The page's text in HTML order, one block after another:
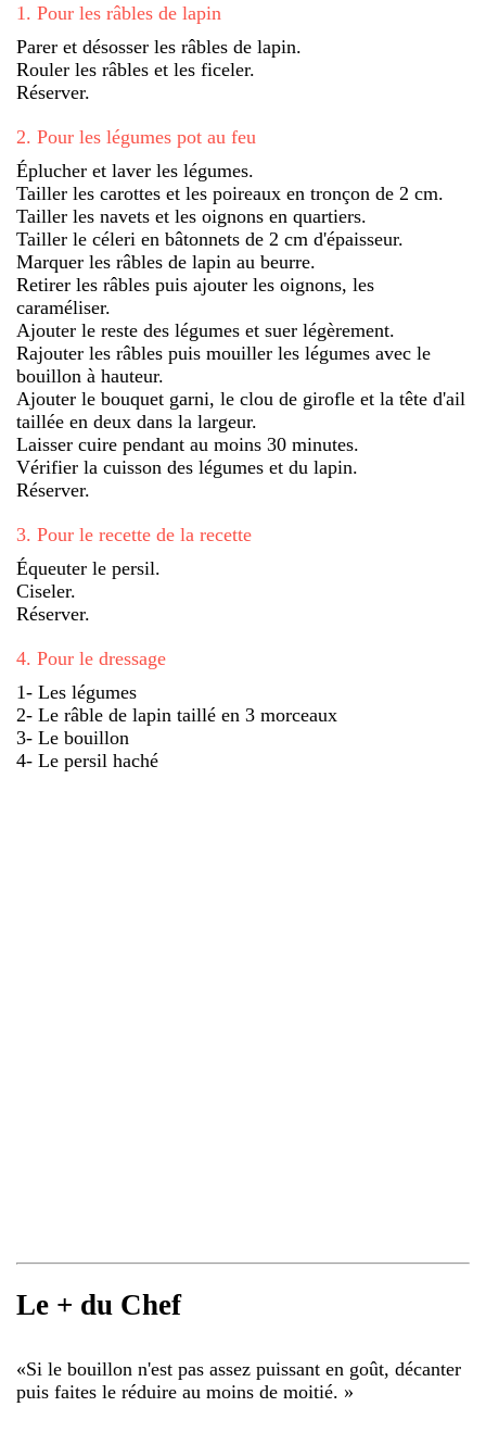
1 . Pour les râbles de lapin
Parer et désosser les râbles de lapin.
Rouler les râbles et les ficeler.
Réserver.
2. Pour les légumes pot au feu
Éplucher et laver les légumes.
Tailler les carottes et les poireaux en tronçon de 2 cm.
Tailler les navets et les oignons en quartiers.
Tailler le céleri en bâtonnets de 2 cm d'épaisseur.
Marquer les râbles de lapin au beurre.
Retirer les râbles puis ajouter les oignons, les
caraméliser.
Ajouter le reste des légumes et suer légèrement.
Rajouter les râbles puis mouiller les légumes avec le
bouillon à hauteur.
Ajouter le bouquet garni, le clou de girofle et la tête d'ail
taillée en deux dans la largeur.
Laisser cuire pendant au moins 30 minutes.
Vérifier la cuisson des légumes et du lapin.
Réserver.
3. Pour le recette de la recette
Équeuter le persil.
Ciseler.
Réserver.
4. Pour le dressage
1- Les légumes
2- Le râble de lapin taillé en 3 morceaux
3- Le bouillon
4- Le persil haché
Le + du Chef
«Si le bouillon n'est pas assez puissant en goût, décanter
puis faites le réduire au moins de moitié. »